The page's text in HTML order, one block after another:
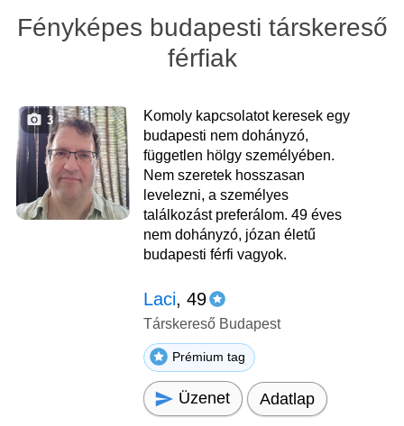
Fényképes budapesti társkereső
férfiak
3
Komoly kapcsolatot keresek egy
budapesti nem dohányzó,
független hölgy személyében.
Nem szeretek hosszasan
levelezni, a személyes
találkozást preferálom. 49 éves
nem dohányzó, józan életű
budapesti férfi vagyok.
Laci, 49
Társkereső Budapest
Prémium tag
Üzenet Adatlap